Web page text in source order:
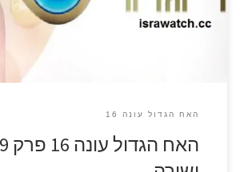
האח הגדול עונה 16